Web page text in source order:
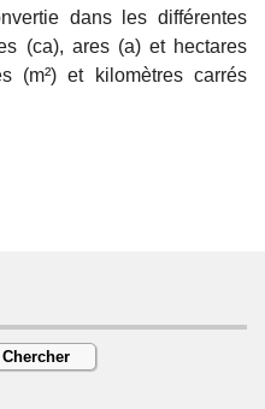
dans les différentes
(ca), ares (a) et hectares
(m²) et kilomètres carrés